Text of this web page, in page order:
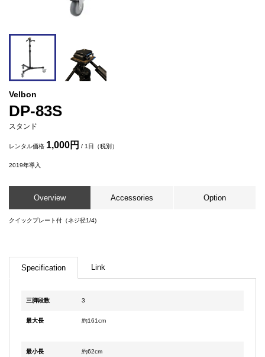
Velbon
DP-83S
スタンド
レンタル価格 1,000円 / 1日（税別）
2019年導入
Overview Accessories Option
クイックプレート付（ネジ径1/4)
Specification Link
三脚段数 3
最大長 約161cm
最小長 約62cm